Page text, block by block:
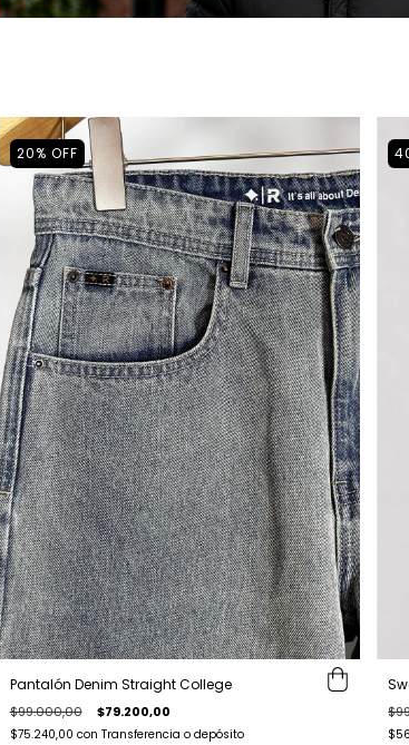
20% OFF
Pantalón Denim Straight College
$99.000,00 $79.200,00
$75.240,00 con Transferencia o depósito